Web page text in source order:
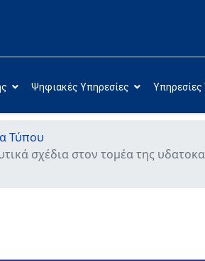
Ψηφιακές Υπηρεσίες Υπηρεσίες
Τύπου
σχέδια στον τομέα της